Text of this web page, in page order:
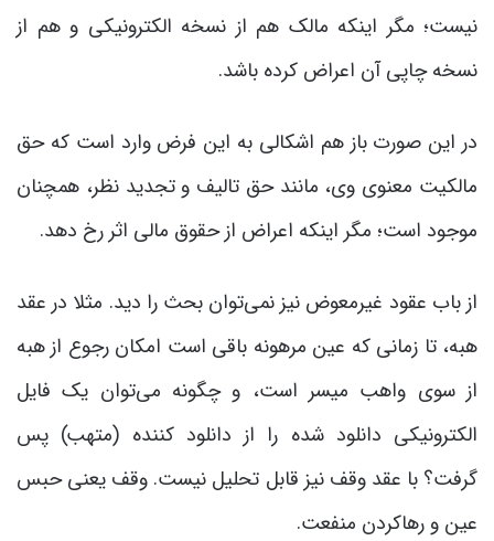
نیست؛ مگر اینکه مالک هم از نسخه الکترونیکی و هم از
نسخه چاپی آن اعراض کرده باشد.
در این صورت باز هم اشکالی به این فرض وارد است که حق
مالکیت معنوی وی، مانند حق تالیف و تجدید نظر، همچنان
موجود است؛ مگر اینکه اعراض از حقوق مالی اثر رخ دهد.
از باب عقود غیرمعوض نیز نمی‌توان بحث را دید. مثلا در عقد
هبه، تا زمانی که عین مرهونه باقی است امکان رجوع از هبه
از سوی واهب میسر است، و چگونه می‌توان یک فایل
الکترونیکی دانلود شده را از دانلود کننده (متهب) پس
گرفت؟ با عقد وقف نیز قابل تحلیل نیست. وقف یعنی حبس
عین و رهاکردن منفعت.